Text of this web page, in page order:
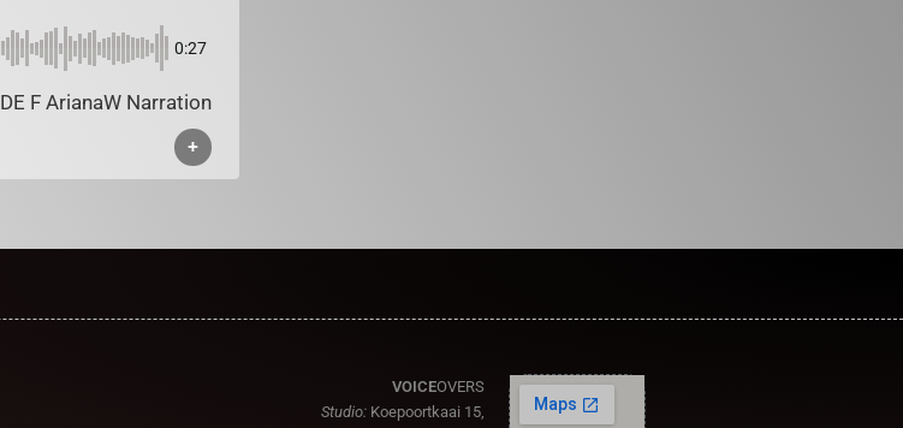
0:27
DE F ArianaW Narration
+
VOICEOVERS
Studio:Koepoortkaai 15,